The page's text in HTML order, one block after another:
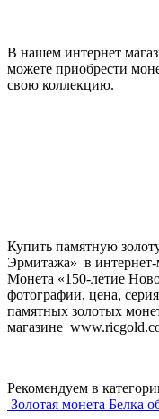
В нашем интернет
можете приобрести
свою коллекцию.
Купить памятную
Эрмитажа» в интернет-
Монета «150-летие
фотографии, цена,
памятных золотых
магазине
Рекомендуем в
Золотая монета Белка